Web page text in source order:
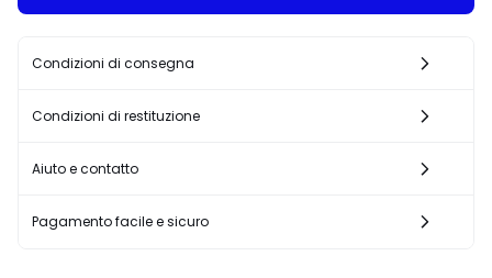
Condizioni di consegna
Condizioni di restituzione
Aiuto e contatto
Pagamento facile e sicuro